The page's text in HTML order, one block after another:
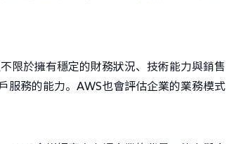
限於擁有穩定的財務狀況、技術能力與銷售
服務的能力。AWS也會評估企業的業務模式